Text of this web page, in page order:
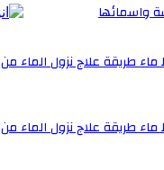
واسمائها
طريقة علاج نزول الماء من
طريقة علاج نزول الماء من